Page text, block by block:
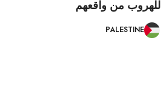
للهروب من واقعهم
PALESTINE